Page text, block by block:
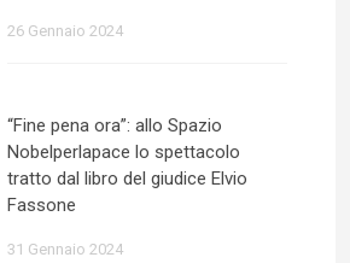
26 Gennaio 2024
“Fine pena ora”: allo Spazio
Nobelperlapace lo spettacolo
tratto dal libro del giudice Elvio
Fassone
31 Gennaio 2024